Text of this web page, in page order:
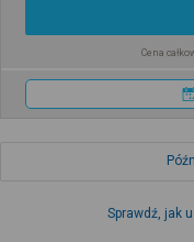
Cena
Sprawdź, jak